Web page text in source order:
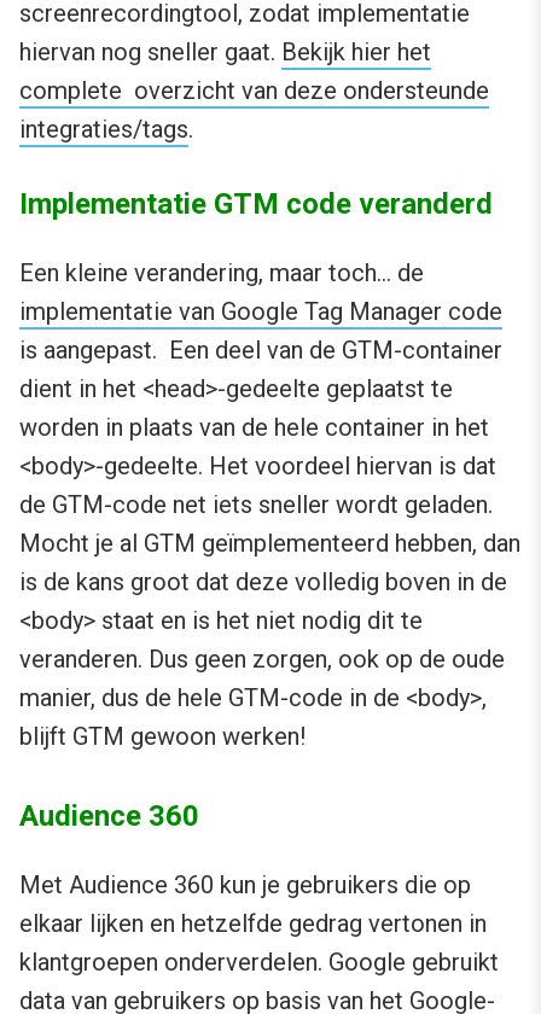
screenrecordingtool, zodat implementatie
hiervan nog sneller gaat. Bekijk hier het
complete overzicht van deze ondersteunde
integraties/tags.
Implementatie GTM code veranderd
Een kleine verandering, maar toch… de
implementatie van Google Tag Manager code
is aangepast. Een deel van de GTM-container
dient in het <head>-gedeelte geplaatst te
worden in plaats van de hele container in het
<body>-gedeelte. Het voordeel hiervan is dat
de GTM-code net iets sneller wordt geladen.
Mocht je al GTM geïmplementeerd hebben, dan
is de kans groot dat deze volledig boven in de
<body> staat en is het niet nodig dit te
veranderen. Dus geen zorgen, ook op de oude
manier, dus de hele GTM-code in de <body>,
blijft GTM gewoon werken!
Audience 360
Met Audience 360 kun je gebruikers die op
elkaar lijken en hetzelfde gedrag vertonen in
klantgroepen onderverdelen. Google gebruikt
data van gebruikers op basis van het Google-